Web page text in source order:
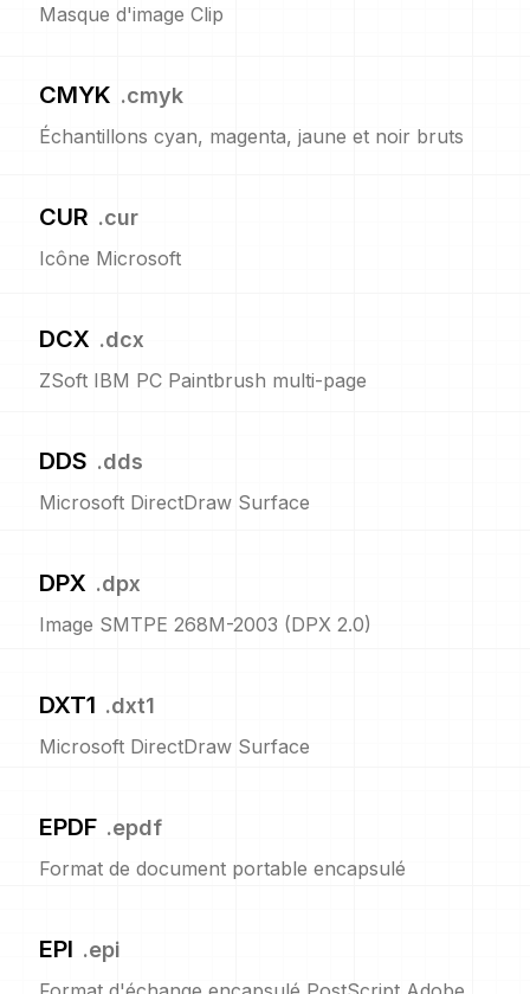
Masque d'image Clip
CMYK .cmyk
Échantillons cyan, magenta, jaune et noir bruts
CUR .cur
Icône Microsoft
DCX .dcx
ZSoft IBM PC Paintbrush multi-page
DDS .dds
Microsoft DirectDraw Surface
DPX .dpx
Image SMTPE 268M-2003 (DPX 2.0)
DXT1 .dxt1
Microsoft DirectDraw Surface
EPDF .epdf
Format de document portable encapsulé
EPI .epi